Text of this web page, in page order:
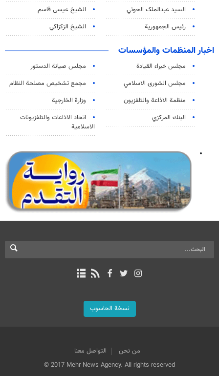
السید عبدالملک الحوثي
الشيخ عيسى قاسم
رئيس الجمهورية
الشيخ الزكزاكي
اخبار المنظمات والمؤسسات
مجلس خبراء القيادة
مجلس صيانة الدستور
مجلس الشورى الاسلامي
مجمع تشخيص مصلحة النظام
منظمة الاذاعة والتلفزیون
وزارة الخارجية
البنك المركزي
اتحاد الاذاعات والتلفزيونات
الاسلامية
نسخة الحاسوب
من نحن
التواصل معنا
© 2017 Mehr News Agency. All rights reserved